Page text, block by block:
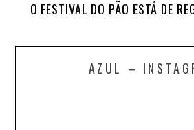
O FESTIVAL DO PÃO ESTÁ DE
AZUL –